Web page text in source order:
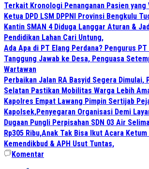
Terkait Kronologi Penanganan Pasien yang
Ketua DPD LSM DPPNI Provinsi Bengkulu
Kantin SMAN 4 Diduga Langgar Aturan &
Pendidikan Lahan Cari Untung,
Ada Apa di PT Elang Perdana? Pengurus
Tanggung Jawab ke Desa, Penguasa
Wartawan
Perbaikan Jalan RA Basyid Segera Dimulai,
Selatan Pastikan Mobilitas Warga Lebih
Kapolres Empat Lawang Pimpin Sertijab
Kapolsek,Penyegaran Organisasi Demi
Dugaan Pungli Perpisahan SDN 03 Air
Rp305 Ribu,Anak Tak Bisa Ikut Acara Ketum
Kemendikbud & APH Usut Tuntas,
Komentar